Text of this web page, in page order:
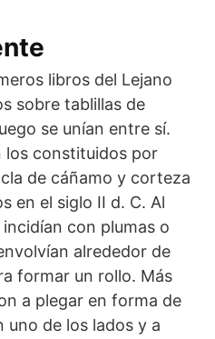
libros del Lejano
sobre tablillas de
se unían entre sí.
los constituidos por
de cáñamo y corteza
en el siglo II d. C. Al
con plumas o
alrededor de
formar un rollo. Más
a plegar en forma de
uno de los lados y a